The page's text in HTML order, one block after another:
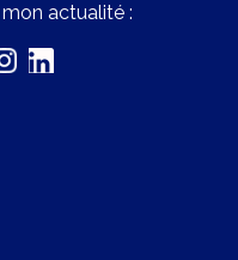
actualité :